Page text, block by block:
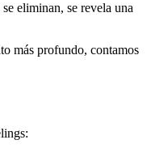
eliminan, se revela una
más profundo, contamos